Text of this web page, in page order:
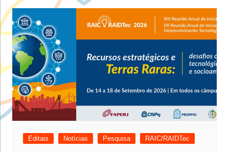
Editais Notícias Pesquisa RAIC/RAIDTec